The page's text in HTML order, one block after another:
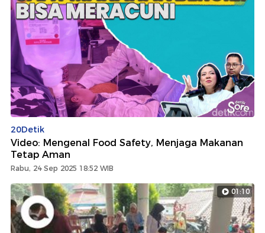
20Detik
Video: Mengenal Food Safety, Menjaga Makanan
Tetap Aman
Rabu, 24 Sep 2025 18:52 WIB
01:10